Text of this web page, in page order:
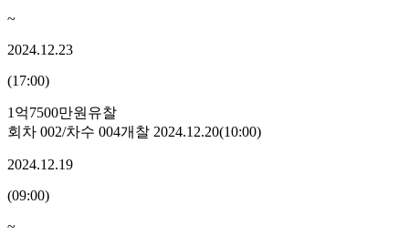
~
2024.12.23
(17:00)
1억7500만원 유찰
회차 002/차수 004개찰 2024.12.20(10:00)
2024.12.19
(09:00)
~